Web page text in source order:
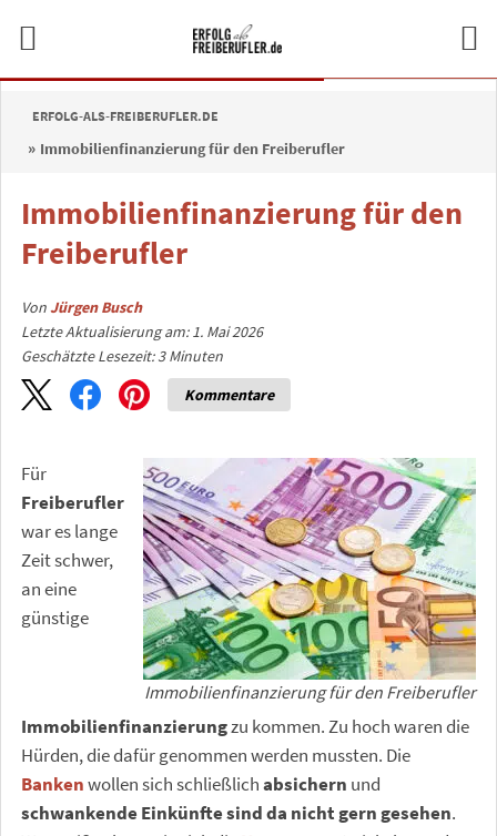
ERFOLG-ALS-FREIBERUFLER.DE
Immobilienfinanzierung für den Freiberufler
Immobilienfinanzierung für den
Freiberufler
VonJürgen Busch
Letzte Aktualisierung am: 1. Mai 2026
Geschätzte Lesezeit:3 Minuten
Kommentare
Immobilienfinanzierung für den Freiberufler
Für
Freiberufler
war es lange
Zeit schwer,
an eine
günstige
Immobilienfinanzierungzu kommen. Zu hoch waren die
Hürden, die dafür genommen werden mussten. Die
Bankenwollen sich schließlichabsichern und
schwankende Einkünfte sind da nicht gern gesehen.